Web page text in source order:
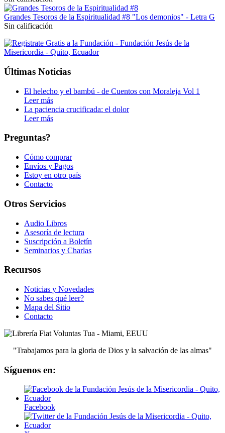
Grandes Tesoros de la Espiritualidad #8 "Los demonios" - Letra G
Sin calificación
Últimas Noticias
El helecho y el bambú - de Cuentos con Moraleja Vol 1
Leer más
La paciencia crucificada: el dolor
Leer más
Preguntas?
Cómo comprar
Envíos y Pagos
Estoy en otro país
Contacto
Otros Servicios
Audio Libros
Asesoría de lectura
Suscripción a Boletín
Seminarios y Charlas
Recursos
Noticias y Novedades
No sabes qué leer?
Mapa del Sitio
Contacto
"Trabajamos para la gloria de Dios y la salvación de las almas"
Síguenos en:
Facebook